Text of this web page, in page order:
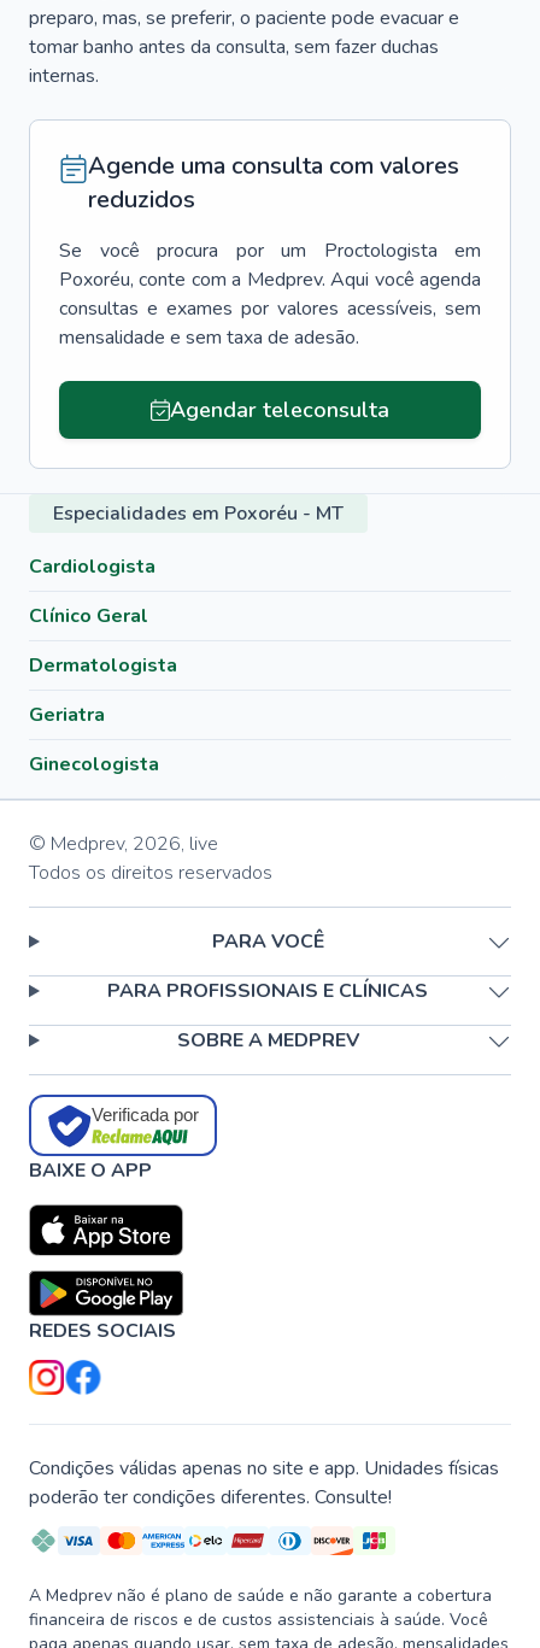
preparo, mas, se preferir, o paciente pode evacuar e
tomar banho antes da consulta, sem fazer duchas
internas.
Agende uma consulta com valores
reduzidos
Se você procura por um Proctologista
em
Poxoréu, conte com a Medprev. Aqui você agenda
consultas e exames por valores acessíveis, sem
mensalidade e sem taxa de adesão.
Agendar teleconsulta
Especialidades em Poxoréu - MT
Cardiologista
Clínico Geral
Dermatologista
Geriatra
Ginecologista
© Medprev, 2026, live
Todos os direitos reservados
PARA VOCÊ
PARA PROFISSIONAIS E CLÍNICAS
SOBRE A MEDPREV
Verificada por
BAIXE O APP
REDES SOCIAIS
Condições válidas apenas no site e app. Unidades físicas
poderão ter condições diferentes. Consulte!
A Medprev não é plano de saúde e não garante a cobertura
financeira de riscos e de custos assistenciais à saúde. Você